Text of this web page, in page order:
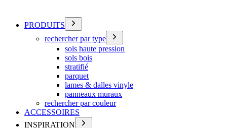
PRODUITS
rechercher par type
sols haute pression
sols bois
stratifié
parquet
lames & dalles vinyle
panneaux muraux
rechercher par couleur
ACCESSOIRES
INSPIRATION